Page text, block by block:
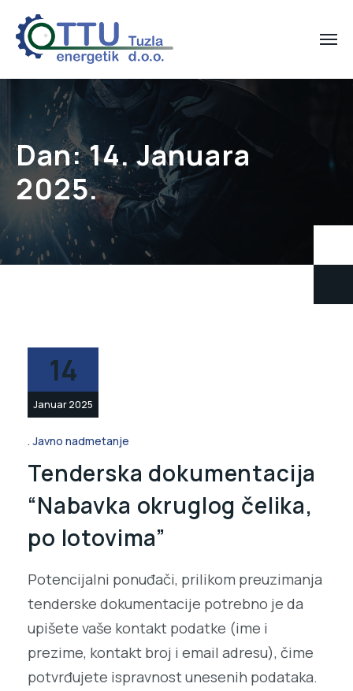
Dan:14. Januara
2025.
14
Januar 2025
Javno nadmetanje
Tenderska dokumentacija
“Nabavka okruglog čelika,
po lotovima”
Potencijalni ponuđači, prilikom preuzimanja
tenderske dokumentacije potrebno je da
upišete vaše kontakt podatke (ime i
prezime, kontakt broj i email adresu), čime
potvrđujete ispravnost unesenih podataka.